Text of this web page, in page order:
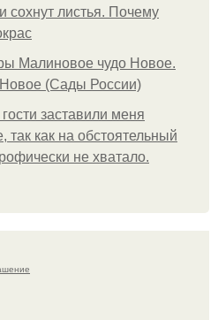
сохнут листья. Почему
Малиновое чудо Новое.
(Сады России)
заставили меня
как на обстоятельный
не хватало.